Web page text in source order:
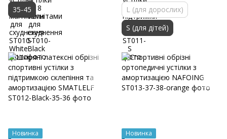
35-45
L (для дорослих)
S (для дітей)
Новинка
Новинка